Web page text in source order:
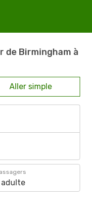
de Birmingham à
Aller simple
adulte